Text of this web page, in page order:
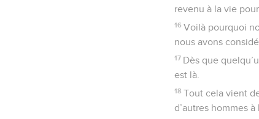
revenu à la vie pour
16 Voilà pourquoi
nous avons
17 Dès que
est là.
18 Tout cela vient
d’autres hommes